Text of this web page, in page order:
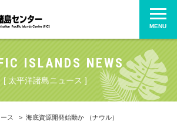
MENU
ISLANDS NEWS
[ 太平洋諸島ニュース ]
ス > 海底資源開発始動か （ナウル）